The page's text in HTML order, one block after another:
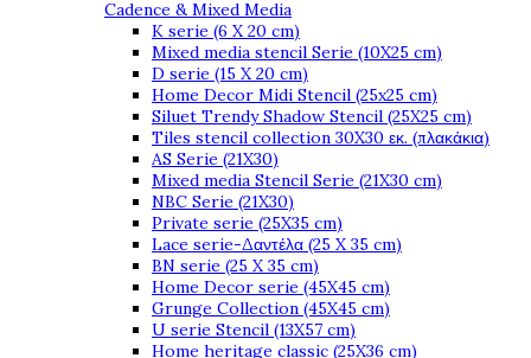
Cadence & Mixed Media
K serie (6 X 20 cm)
Mixed media stencil Serie (10X25 cm)
D serie (15 X 20 cm)
Home Decor Midi Stencil (25x25 cm)
Siluet Trendy Shadow Stencil (25X25 cm)
Tiles stencil collection 30X30 εκ. (πλακάκια)
AS Serie (21X30)
Mixed media Stencil Serie (21X30 cm)
NBC Serie (21X30)
Private serie (25X35 cm)
Lace serie-Δαντέλα (25 X 35 cm)
BN serie (25 X 35 cm)
Home Decor serie (45X45 cm)
Grunge Collection (45X45 cm)
U serie Stencil (13X57 cm)
Home heritage classic (25X36 cm)